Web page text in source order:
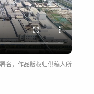
名，作品版权归供稿人所